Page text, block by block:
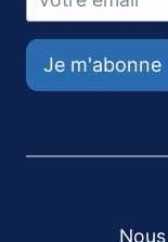
Je m'abonne